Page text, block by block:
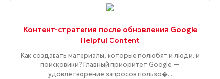
Контент-стратегия после обновления Google
Helpful Content
Как создавать материалы, которые полюбят и люди, и
поисковики? Главный приоритет Google —
удовлетворение запросов пользо�...